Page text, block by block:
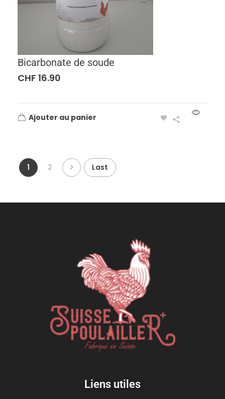
Bicarbonate de soude
CHF 16.90
Ajouter au panier
1 2 Last
Liens utiles